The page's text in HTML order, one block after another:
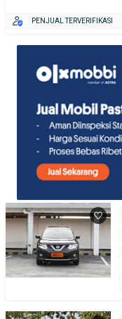
PENJUAL TERVERIFIKASI